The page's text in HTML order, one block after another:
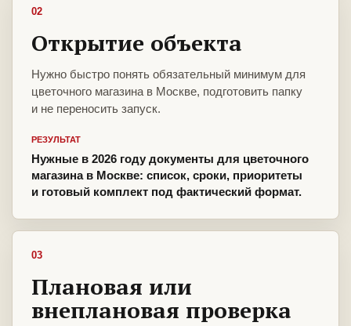
02
Открытие объекта
Нужно быстро понять обязательный минимум для
цветочного магазина в Москве, подготовить папку
и не переносить запуск.
РЕЗУЛЬТАТ
Нужные в 2026 году документы для цветочного
магазина в Москве: список, сроки, приоритеты
и готовый комплект под фактический формат.
03
Плановая или
внеплановая проверка